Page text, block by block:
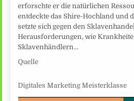
erforschte er die natürlichen
entdeckte das Shire-Hochland und
setzte sich gegen den
Herausforderungen, wie
Sklavenhändlern…
Quelle
Digitales Marketing Meisterklasse